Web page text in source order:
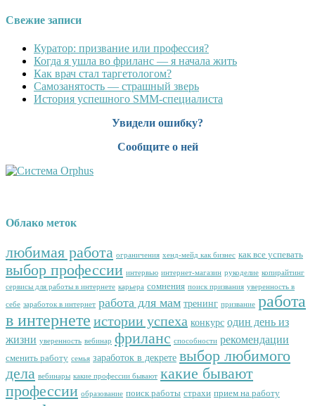
Свежие записи
Куратор: призвание или профессия?
Когда я ушла во фриланс — я начала жить
Как врач стал таргетологом?
Cамозанятость — страшный зверь
История успешного SMM-специалиста
Увидели ошибку?
Сообщите о ней
Облако меток
любимая работа ограничения хенд-мейд как бизнес как все успевать
выбор профессии интервью интернет-магазин рукоделие копирайтинг
сервисы для работы в интернете карьера сомнения поиск призвания уверенность в
себе заработок в интернет работа для мам тренинг призвание работа
в интернете истории успеха конкурс один день из
жизни уверенность вебинар фриланс способности рекомендации
сменить работу семья заработок в декрете выбор любимого
дела вебинары какие профессии бывают какие бывают
профессии образование поиск работы страхи прием на работу